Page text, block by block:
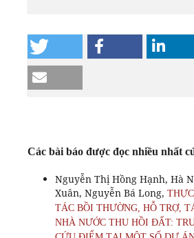
Các bài báo được đọc nhiều nhất
Nguyễn Thị Hồng Hạnh, Hà
Xuân, Nguyễn Bá Long,
TÁC BỒI THƯỜNG, HỖ TRỢ,
NHÀ NƯỚC THU HỒI ĐẤT: